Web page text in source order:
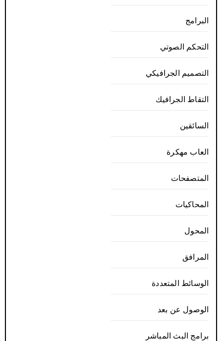
البرامج
التحكم الصوتي
التصميم الجرافيكي
التقاط الجرافيك
السائقين
العاب مهكرة
المتصفحات
المحاكيات
المحول
المرافق
الوسائط المتعددة
الوصول عن بعد
برامج البث المباشر